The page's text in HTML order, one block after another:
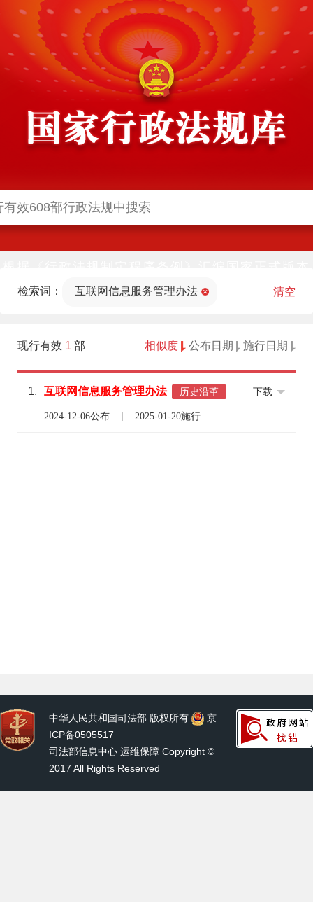
法部官网)同步公布
检索词： 互联网信息服务管理办法 清空
现行有效 1 部 相似度 公布日期 施行日期
1. 互联网信息服务管理办法 历史沿革
2024-12-06公布 2025-01-20施行
下载
中华人民共和国司法部 版权所有
京
ICP备0505517
司法部信息中心 运维保障 Copyright ©
2017 All Rights Reserved